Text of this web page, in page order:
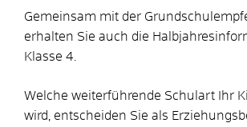
Gemeinsam mit der
erhalten Sie auch die
Klasse 4.
Welche weiterführende Schulart Ihr
wird, entscheiden Sie als